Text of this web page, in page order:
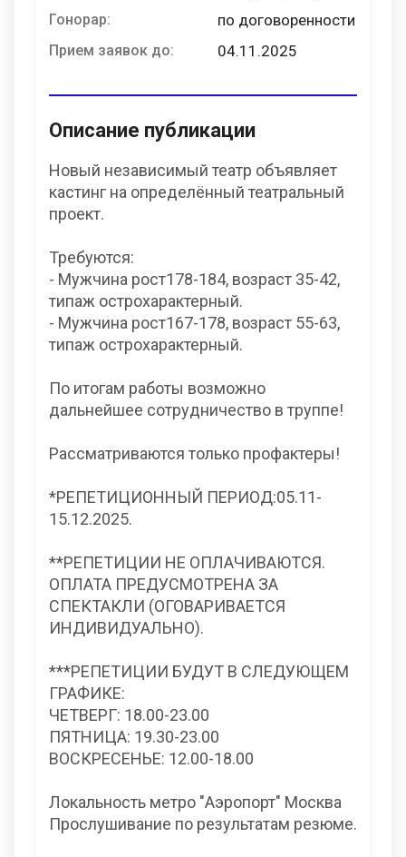
Гонорар: по договоренности
Прием заявок до: 04.11.2025
Описание публикации
Новый независимый театр объявляет
кастинг на определённый театральный
проект.
Требуются:
- Мужчина рост178-184, возраст 35-42,
типаж острохарактерный.
- Мужчина рост167-178, возраст 55-63,
типаж острохарактерный.
По итогам работы возможно
дальнейшее сотрудничество в труппе!
Рассматриваются только профактеры!
*РЕПЕТИЦИОННЫЙ ПЕРИОД:05.11-
15.12.2025.
**РЕПЕТИЦИИ НЕ ОПЛАЧИВАЮТСЯ.
ОПЛАТА ПРЕДУСМОТРЕНА ЗА
СПЕКТАКЛИ (ОГОВАРИВАЕТСЯ
ИНДИВИДУАЛЬНО).
***РЕПЕТИЦИИ БУДУТ В СЛЕДУЮЩЕМ
ГРАФИКЕ:
ЧЕТВЕРГ: 18.00-23.00
ПЯТНИЦА: 19.30-23.00
ВОСКРЕСЕНЬЕ: 12.00-18.00
Локальность метро "Аэропорт" Москва
Прослушивание по результатам резюме.